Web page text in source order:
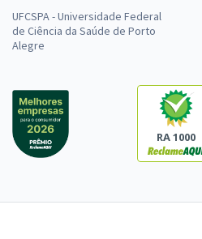
UFCSPA - Universidade Federal
de Ciência da Saúde de Porto
Alegre
RA 1000